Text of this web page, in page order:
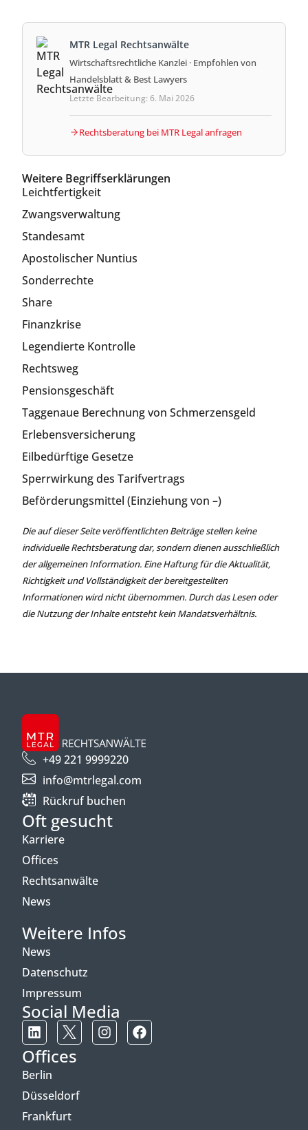
MTR Legal Rechtsanwälte
Wirtschaftsrechtliche Kanzlei · Empfohlen von
Handelsblatt & Best Lawyers
Letzte Bearbeitung: 6. Mai 2026
Rechtsberatung bei MTR Legal anfragen
Weitere Begriffserklärungen
Leichtfertigkeit
Zwangsverwaltung
Standesamt
Apostolischer Nuntius
Sonderrechte
Share
Finanzkrise
Legendierte Kontrolle
Rechtsweg
Pensionsgeschäft
Taggenaue Berechnung von Schmerzensgeld
Erlebensversicherung
Eilbedürftige Gesetze
Sperrwirkung des Tarifvertrags
Beförderungsmittel (Einziehung von –)
Die auf dieser Seite veröffentlichten Beiträge stellen keine
individuelle Rechtsberatung dar, sondern dienen ausschließlich
der allgemeinen Information. Eine Haftung für die Aktualität,
Richtigkeit und Vollständigkeit der bereitgestellten
Informationen wird nicht übernommen. Durch das Lesen oder
die Nutzung der Inhalte entsteht kein Mandatsverhältnis.
+49 221 9999220
info@mtrlegal.com
Rückruf buchen
Oft gesucht
Karriere
Offices
Rechtsanwälte
News
Weitere Infos
News
Datenschutz
Impressum
Social Media
Offices
Berlin
Düsseldorf
Frankfurt